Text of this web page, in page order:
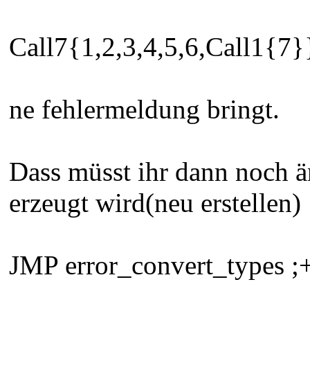
ne fehlermeldung bringt.
Dass müsst ihr dann noch
erzeugt wird(neu erstellen)
JMP error_convert_types